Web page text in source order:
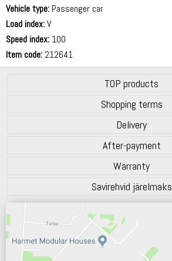
Vehicle type: Passenger car
Load index:V
Speed index: 100
Item code: 212641
TOP products
Shopping terms
Delivery
After-payment
Warranty
Savirehvid järelmaks